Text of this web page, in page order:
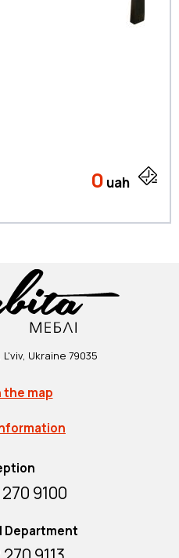
0 uah
9100
Department
Ukraine 79035
the map